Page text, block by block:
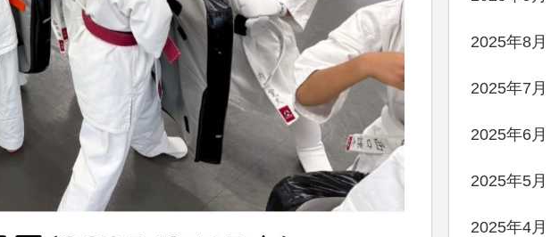
2025年8月
2025年7月
2025年6月
2025年5月
2025年4月